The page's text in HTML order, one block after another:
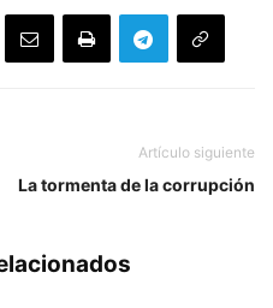
Artículo siguiente
La tormenta de la corrupción